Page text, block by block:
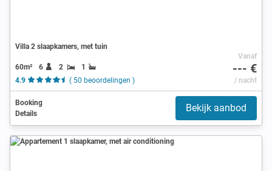
Villa 2 slaapkamers, met tuin
60m² 6 2
1
4.9
( 50 beoordelingen )
Vanaf
--- €
/ nacht
Booking
Details
Bekijk aanbod